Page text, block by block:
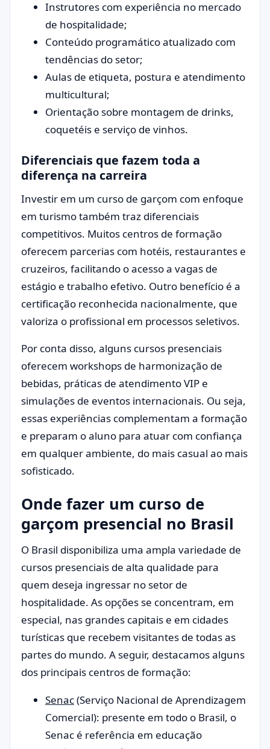
Instrutores com experiência no mercado
de hospitalidade;
Conteúdo programático atualizado com
tendências do setor;
Aulas de etiqueta, postura e atendimento
multicultural;
Orientação sobre montagem de drinks,
coquetéis e serviço de vinhos.
Diferenciais que fazem toda a
diferença na carreira
Investir em um curso de garçom com enfoque
em turismo também traz diferenciais
competitivos. Muitos centros de formação
oferecem parcerias com hotéis, restaurantes e
cruzeiros, facilitando o acesso a vagas de
estágio e trabalho efetivo. Outro benefício é a
certificação reconhecida nacionalmente, que
valoriza o profissional em processos seletivos.
Por conta disso, alguns cursos presenciais
oferecem workshops de harmonização de
bebidas, práticas de atendimento VIP e
simulações de eventos internacionais. Ou seja,
essas experiências complementam a formação
e preparam o aluno para atuar com confiança
em qualquer ambiente, do mais casual ao mais
sofisticado.
Onde fazer um curso de
garçom presencial no Brasil
O Brasil disponibiliza uma ampla variedade de
cursos presenciais de alta qualidade para
quem deseja ingressar no setor de
hospitalidade. As opções se concentram, em
especial, nas grandes capitais e em cidades
turísticas que recebem visitantes de todas as
partes do mundo. A seguir, destacamos alguns
dos principais centros de formação:
Senac(Serviço Nacional de Aprendizagem
Comercial): presente em todo o Brasil, o
Senac é referência em educação